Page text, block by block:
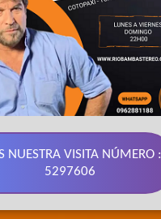
NUESTRA VISITA NÚMERO :
5297606